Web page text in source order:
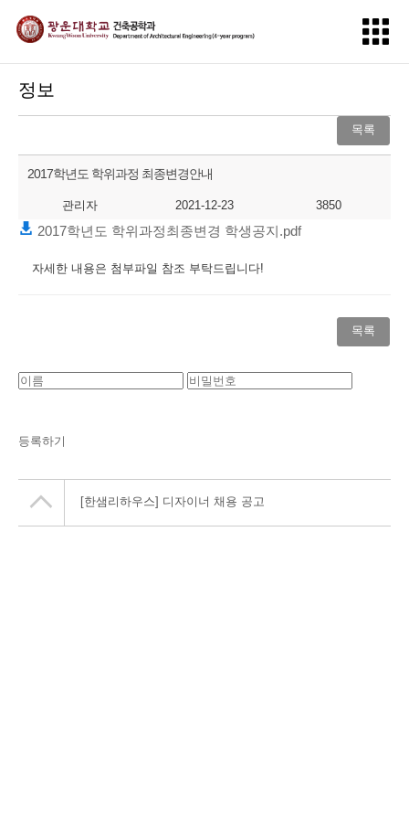
정보
목록
2017학년도 학위과정 최종변경안내
관리자 2021-12-23 3850
2017학년도 학위과정최종변경 학생공지.pdf
자세한 내용은 첨부파일 참조 부탁드립니다!
목록
등록하기
[한샘리하우스] 디자이너 채용 공고